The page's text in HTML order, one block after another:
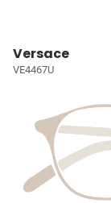
Versace
VE4467U